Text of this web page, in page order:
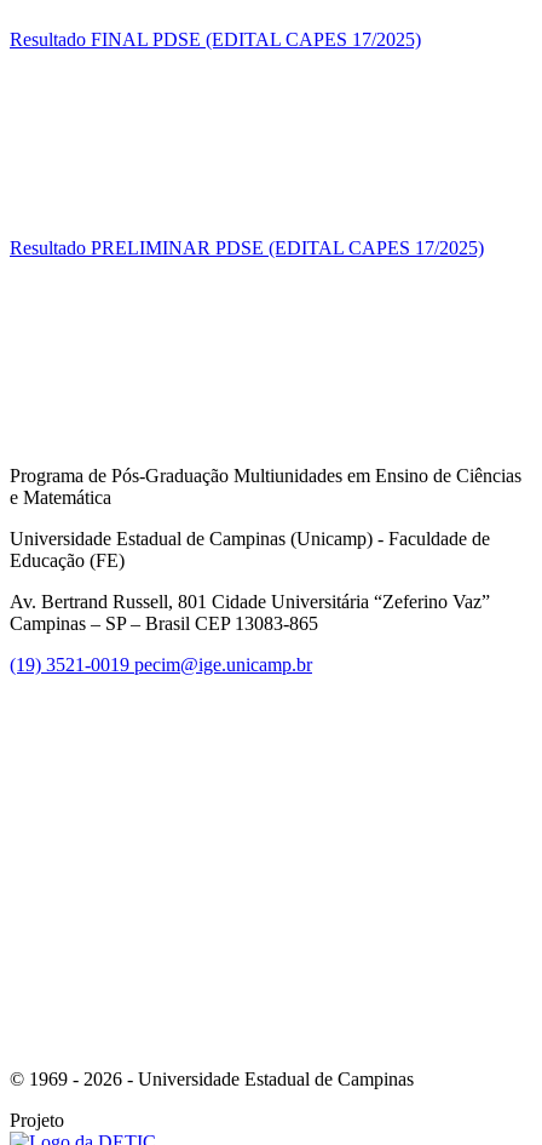
Resultado FINAL PDSE (EDITAL CAPES 17/2025)
Resultado PRELIMINAR PDSE (EDITAL CAPES 17/2025)
Programa de Pós-Graduação Multiunidades em Ensino de Ciências
e Matemática
Universidade Estadual de Campinas (Unicamp) - Faculdade de
Educação (FE)
Av. Bertrand Russell, 801 Cidade Universitária “Zeferino Vaz”
Campinas – SP – Brasil CEP 13083-865
(19) 3521-0019 pecim@ige.unicamp.br
© 1969 - 2026 - Universidade Estadual de Campinas
Projeto